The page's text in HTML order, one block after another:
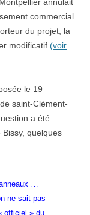
commercial
du projet, la
modificatif (voir
le 19
saint-Clément-
a été
quelques
…
ne sait pas
officiel » du